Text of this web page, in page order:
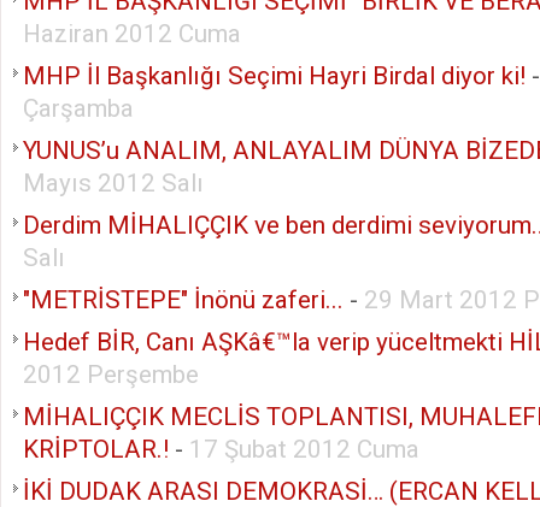
Haziran 2012 Cuma
MHP İl Başkanlığı Seçimi Hayri Birdal diyor ki!
Çarşamba
YUNUS’u ANALIM, ANLAYALIM DÜNYA
Mayıs 2012 Salı
Derdim MİHALIÇÇIK ve ben derdimi
Salı
"METRİSTEPE" İnönü zaferi... - 29 Mart 2012
Hedef BİR, Canı AŞKâ€™la verip yüceltmekti
2012 Perşembe
MİHALIÇÇIK MECLİS TOPLANTISI,
KRİPTOLAR.! - 17 Şubat 2012 Cuma
İKİ DUDAK ARASI DEMOKRASİ… (ERCAN